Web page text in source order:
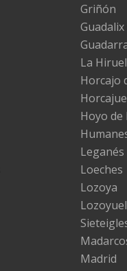
Griñón
La
Horcajo
Hoyo de
Leganés
Loeches
Lozoya
Madrid